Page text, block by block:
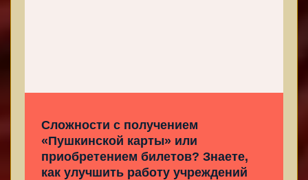
Сложности с получением
«Пушкинской карты» или
приобретением билетов? Знаете,
как улучшить работу учреждений